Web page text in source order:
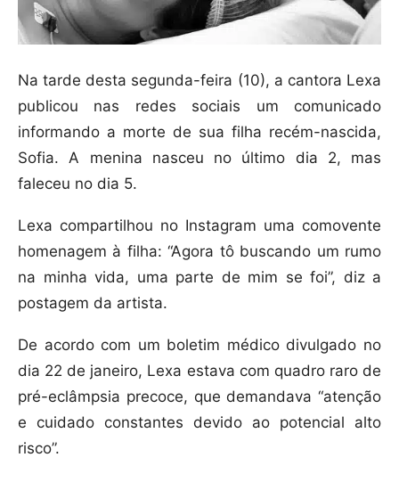
Na tarde desta segunda-feira (10), a cantora Lexa
publicou nas redes sociais um comunicado
informando a morte de sua filha recém-nascida,
Sofia. A menina nasceu no último dia 2, mas
faleceu no dia 5.
Lexa compartilhou no Instagram uma comovente
homenagem à filha: “Agora tô buscando um rumo
na minha vida, uma parte de mim se foi”, diz a
postagem da artista.
De acordo com um boletim médico divulgado no
dia 22 de janeiro, Lexa estava com quadro raro de
pré-eclâmpsia precoce, que demandava “atenção
e cuidado constantes devido ao potencial alto
risco”.